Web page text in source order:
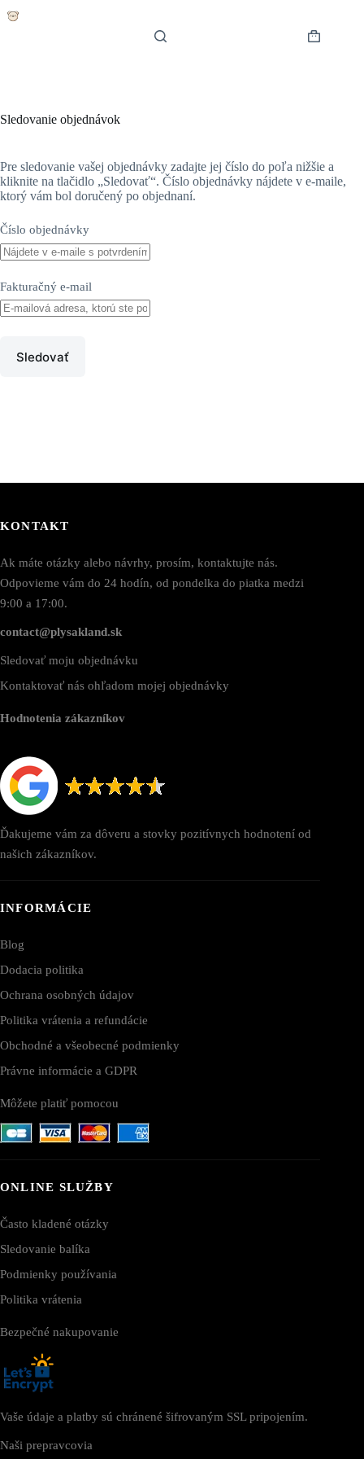
to
Shopping
Sledovanie objednávok
Pre sledovanie vašej objednávky zadajte jej číslo do poľa nižšie a
kliknite na tlačidlo „Sledovať“. Číslo objednávky nájdete v e-maile,
ktorý vám bol doručený po objednaní.
Číslo objednávky
Fakturačný e-mail
Sledovať
KONTAKT
Ak máte otázky alebo návrhy, prosím, kontaktujte nás.
Odpovieme vám do 24 hodín, od pondelka do piatka medzi
9:00 a 17:00.
contact@plysakland.sk
Sledovať moju objednávku
Kontaktovať nás ohľadom mojej objednávky
Hodnotenia zákazníkov
Ďakujeme vám za dôveru a stovky pozitívnych hodnotení od
našich zákazníkov.
INFORMÁCIE
Blog
Dodacia politika
Ochrana osobných údajov
Politika vrátenia a refundácie
Obchodné a všeobecné podmienky
Právne informácie a GDPR
Môžete platiť pomocou
ONLINE SLUŽBY
Často kladené otázky
Sledovanie balíka
Podmienky používania
Politika vrátenia
Bezpečné nakupovanie
Vaše údaje a platby sú chránené šifrovaným SSL pripojením.
Naši prepravcovia